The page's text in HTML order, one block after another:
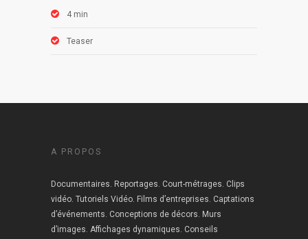
4 min
Teaser
A PROPOS
Documentaires. Reportages. Court-métrages. Clips
vidéo. Tutoriels Vidéo. Films d’entreprises. Captations
d’événements. Conceptions de décors. Murs
d’images. Affichages dynamiques. Conseils